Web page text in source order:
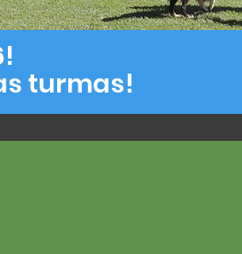
turmas!